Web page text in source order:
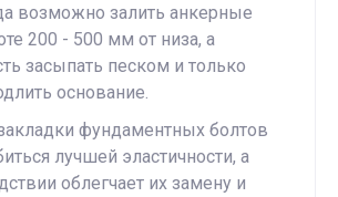
возможно залить анкерные
200 - 500 мм от низа, а
засыпать песком и только
основание.
фундаментных болтов
лучшей эластичности, а
облегчает их замену и